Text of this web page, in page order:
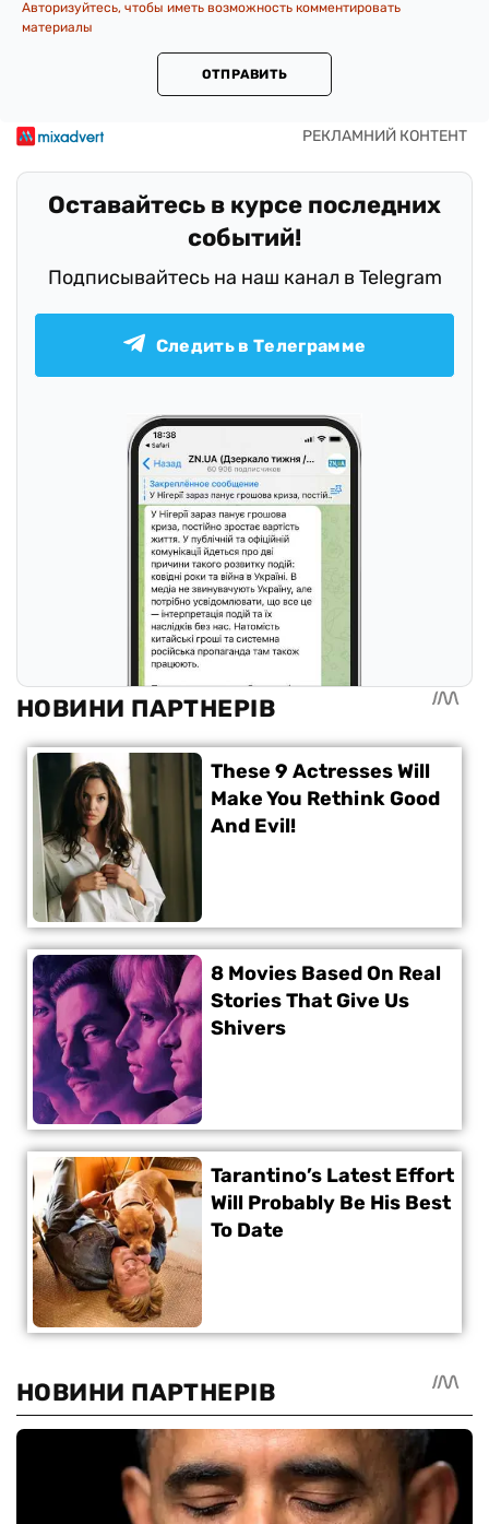
Авторизуйтесь, чтобы иметь возможность комментировать
материалы
ОТПРАВИТЬ
Оставайтесь в курсе последних
событий!
Подписывайтесь на наш канал в Telegram
Следить в Телеграмме